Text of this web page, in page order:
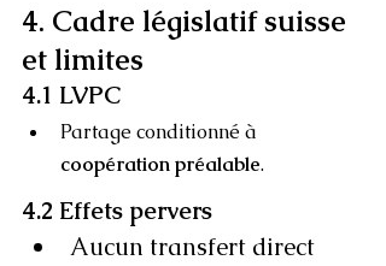
4. Cadre législatif suisse
et limites
4.1 LVPC
Partage conditionné à
coopération préalable.
4.2 Effets pervers
Aucun transfert direct